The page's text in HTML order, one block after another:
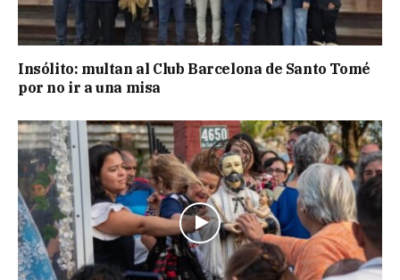
Insólito: multan al Club Barcelona de Santo Tomé
por no ir a una misa